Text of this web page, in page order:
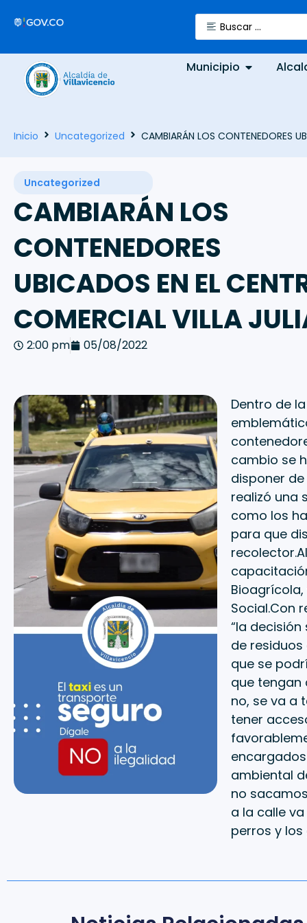
Municipio
Inicio Uncategorized CAMBIARÁN LOS CONTENEDORES
Uncategorized
CAMBIARÁN LOS
CONTENEDORES
UBICADOS EN EL
COMERCIAL VILLA
2:00 pm 05/08/2022
Dentro de
cambio se
disponer
realizó una
como los
para que
Social.Con
“la
de
que se
que tengan
no, se va a
tener
ambiental
no
a la calle
perros y